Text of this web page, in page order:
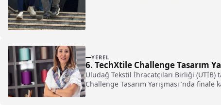
YEREL
6. TechXtile Challenge Tasarım
Uludağ Tekstil İhracatçıları Birliği
Challenge Tasarım Yarışması"nda